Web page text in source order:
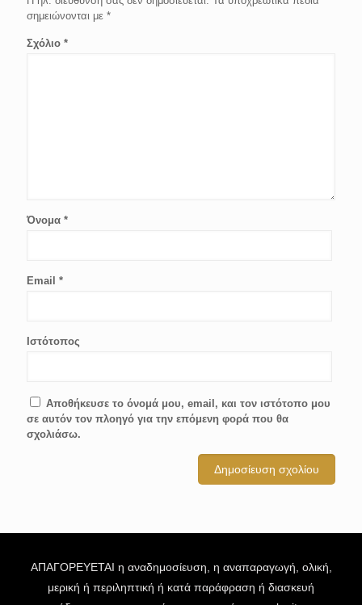
σημειώνονται με *
Σχόλιο *
Όνομα *
Email *
Ιστότοπος
Αποθήκευσε το όνομά μου, email, και τον ιστότοπο μου
σε αυτόν τον πλοηγό για την επόμενη φορά που θα
σχολιάσω.
ΑΠΑΓΟΡΕΥΕΤΑΙ η αναδημοσίευση, η αναπαραγωγή, ολική,
μερική ή περιληπτική ή κατά παράφραση ή διασκευή